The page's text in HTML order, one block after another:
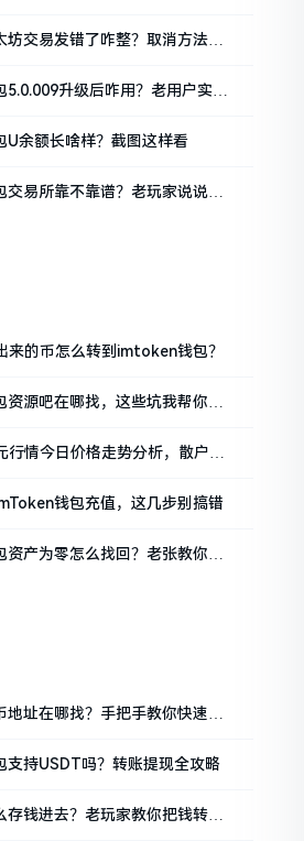
交易发错了咋整？取消方法告
升级后咋用？老用户实测
余额长啥样？截图这样看
易所靠不靠谱？老玩家说说心
来的币怎么转到imtoken钱包？
源吧在哪找，这些坑我帮你趟
行情今日价格走势分析，散户如
钱包充值，这几步别搞错
产为零怎么找回？老张教你几
址在哪找？手把手教你快速查
持USDT吗？转账提现全攻略
钱进去？老玩家教你把钱转进